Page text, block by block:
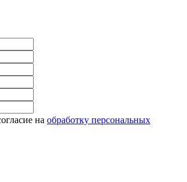
на обработку персональных